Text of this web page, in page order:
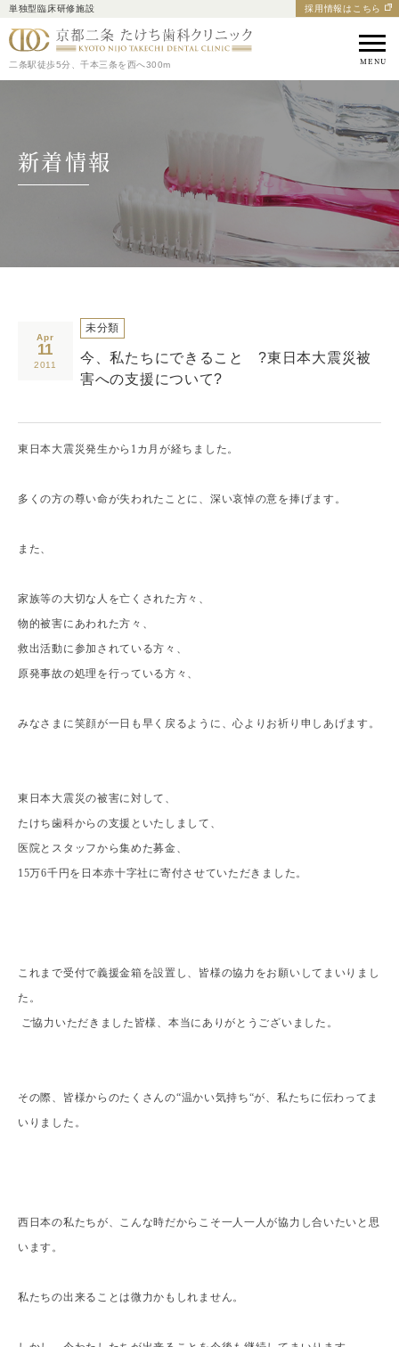
単独型臨床研修施設 採用情報はこちら
京都市中京区の歯医者
二条駅徒歩5分、千本三条を西へ300m
新着情報
Apr
11
2011
未分類
今、私たちにできること ?東日本大震災被
害への支援について?
東日本大震災発生から1カ月が経ちました。
多くの方の尊い命が失われたことに、深い哀悼の意を捧げます。
また、
家族等の大切な人を亡くされた方々、
物的被害にあわれた方々、
救出活動に参加されている方々、
原発事故の処理を行っている方々、
みなさまに笑顔が一日も早く戻るように、心よりお祈り申しあげます。
東日本大震災の被害に対して、
たけち歯科からの支援といたしまして、
医院とスタッフから集めた募金、
15万6千円を日本赤十字社に寄付させていただきました。
これまで受付で義援金箱を設置し、皆様の協力をお願いしてまいりまし
た。
ご協力いただきました皆様、本当にありがとうございました。
その際、皆様からのたくさんの“温かい気持ち“が、私たちに伝わってま
いりました。
西日本の私たちが、こんな時だからこそ一人一人が協力し合いたいと思
います。
私たちの出来ることは微力かもしれません。